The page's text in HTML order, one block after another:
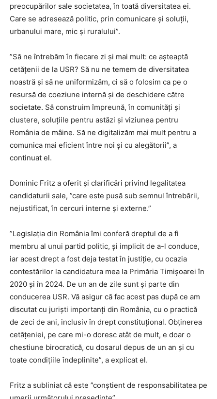
preocupărilor sale societatea, în toată diversitatea ei.
Care se adresează politic, prin comunicare şi soluţii,
urbanului mare, mic şi ruralului”.
”Să ne întrebăm în fiecare zi şi mai mult: ce aşteaptă
cetăţenii de la USR? Să nu ne temem de diversitatea
noastră şi să ne uniformizăm, ci să o folosim ca pe o
resursă de coeziune internă şi de deschidere către
societate. Să construim împreună, în comunităţi şi
clustere, soluţiile pentru astăzi şi viziunea pentru
România de mâine. Să ne digitalizăm mai mult pentru a
comunica mai eficient între noi şi cu alegătorii”, a
continuat el.
Dominic Fritz a oferit şi clarificări privind legalitatea
candidaturii sale, ”care este pusă sub semnul întrebării,
nejustificat, în cercuri interne şi externe.”
”Legislaţia din România îmi conferă dreptul de a fi
membru al unui partid politic, şi implicit de a-l conduce,
iar acest drept a fost deja testat în justiţie, cu ocazia
contestărilor la candidatura mea la Primăria Timişoarei în
2020 şi în 2024. De un an de zile sunt şi parte din
conducerea USR. Vă asigur că fac acest pas după ce am
discutat cu jurişti importanţi din România, cu o practică
de zeci de ani, inclusiv în drept constituţional. Obţinerea
cetăţeniei, pe care mi-o doresc atât de mult, e doar o
chestiune birocratică, cu dosarul depus de un an şi cu
toate condiţiile îndeplinite”, a explicat el.
Fritz a subliniat că este ”conştient de responsabilitatea pe